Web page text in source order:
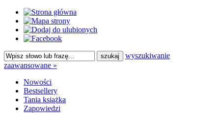
wyszukiwanie
zaawansowane »
Nowości
Bestsellery
Tania książka
Zapowiedzi